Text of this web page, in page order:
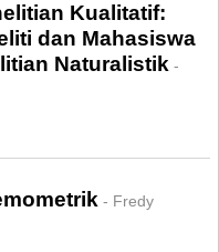
Kualitatif:
dan Mahasiswa
Naturalistik -
- Fredy